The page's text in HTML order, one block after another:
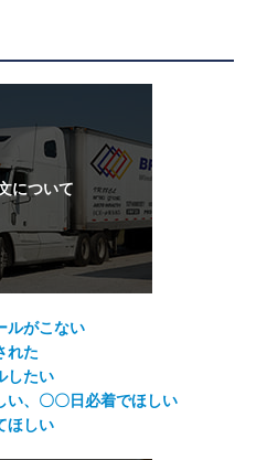
ルがこない
れた
したい
い、〇〇日必着でほしい
ほしい